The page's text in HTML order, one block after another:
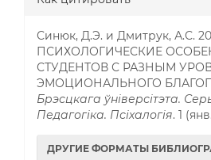
Синюк, Д.Э. и Дмитрук, А.С.
ПСИХОЛОГИЧЕСКИЕ
СТУДЕНТОВ С РАЗНЫМ
ЭМОЦИОНАЛЬНОГО
Брэсцкага ўніверсітэта.
Педагогіка. Псіхалогія. 1
ДРУГИЕ ФОРМАТЫ